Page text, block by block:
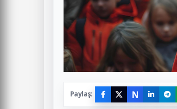
Paylaş: N